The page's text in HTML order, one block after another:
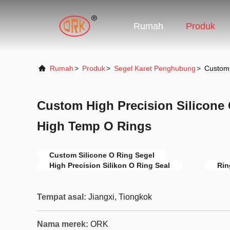
Rumah Produk
Rumah> Produk> Segel Karet Penghubung>
Custom High Precision Silicone
High Temp O Rings
Custom Silicone O Ring Segel
High Precision Silikon O Ring Seal
Tempat asal: Jiangxi, Tiongkok
Nama merek: ORK